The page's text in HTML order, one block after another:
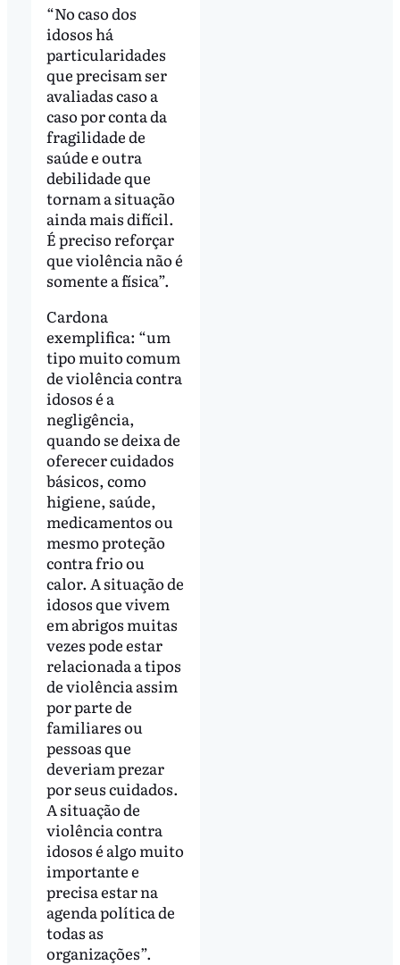
“No caso dos
idosos há
particularidades
que precisam ser
avaliadas caso a
caso por conta da
fragilidade de
saúde e outra
debilidade que
tornam a situação
ainda mais difícil.
É preciso reforçar
que violência não é
somente a física”.
Cardona
exemplifica: “um
tipo muito comum
de violência contra
idosos é a
negligência,
quando se deixa de
oferecer cuidados
básicos, como
higiene, saúde,
medicamentos ou
mesmo proteção
contra frio ou
calor. A situação de
idosos que vivem
em abrigos muitas
vezes pode estar
relacionada a tipos
de violência assim
por parte de
familiares ou
pessoas que
deveriam prezar
por seus cuidados.
A situação de
violência contra
idosos é algo muito
importante e
precisa estar na
agenda política de
todas as
organizações”.